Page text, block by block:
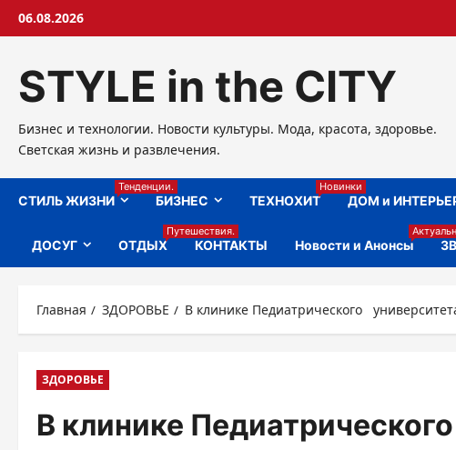
Перейти
06.08.2026
STYLE in the CITY
Бизнес и технологии. Новости культуры. Мода, красота, здоровье.
Светская жизнь и развлечения.
СТИЛЬ ЖИЗНИ
Тенденции.
БИЗНЕС ТЕХНОХИТ
Новинки
ДОМ и
ДОСУГ ОТДЫХ
Путешествия.
КОНТАКТЫ Новости и Анонсы
Главная ЗДОРОВЬЕ В клинике Педиатрического
ЗДОРОВЬЕ
В клинике